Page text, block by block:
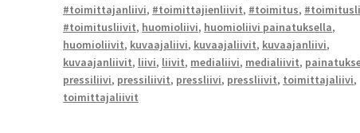
#toimittajanliivi, #toimittajienliivit, #toimitus,
#toimitusliivit, huomioliivi, huomioliivi painatuksella,
huomioliivit, kuvaajaliivi, kuvaajaliivit, kuvaajanliivi,
kuvaajanliivit, liivi, liivit, medialiivi, medialiivit,
pressiliivi, pressiliivit, pressliivi, pressliivit, toimittajaliivi,
toimittajaliivit